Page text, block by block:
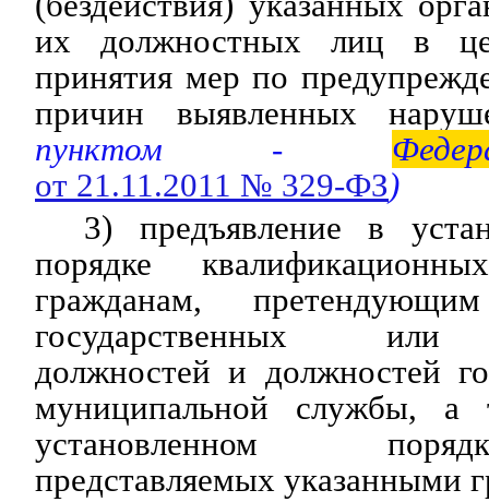
их должностных лиц в
принятия мер по
причин выявленных
пунктом -
от 21.11.2011 № 329-ФЗ)
3) предъявление в
порядке
гражданам,
государственных или
должностей и должностей
муниципальной службы, а
установленном
представляемых указанными